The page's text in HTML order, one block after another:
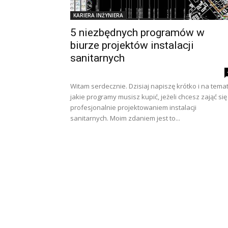
KARIERA INŻYNIERA
5 niezbędnych programów w
biurze projektów instalacji
sanitarnych
Witam serdecznie. Dzisiaj napiszę krótko i na
jakie programy musisz kupić, jeżeli chcesz zająć się
profesjonalnie projektowaniem instalacji
sanitarnych. Moim zdaniem jest to...